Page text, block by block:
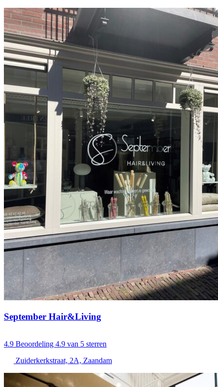
September Hair&Living
4.9 Beoordeling 4.9 van 5 sterren
Zuiderkerkstraat, 2A, Zaandam